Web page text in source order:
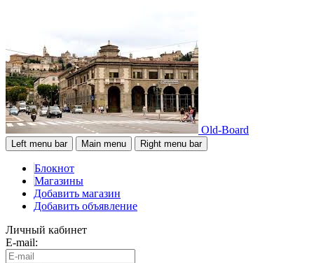
Old-Board
Left menu bar Main menu Right menu bar
Блокнот
Магазины
Добавить магазин
Добавить объявление
Личный кабинет
E-mail: